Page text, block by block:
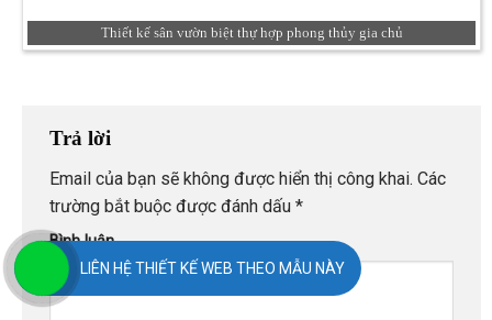
Thiết kế sân vườn biệt thự hợp phong thủy gia chủ
Trả lời
Email của bạn sẽ không được hiển thị công khai. Các
trường bắt buộc được đánh dấu *
Bình luận
LIÊN HỆ THIẾT KẾ WEB THEO MẪU NÀY